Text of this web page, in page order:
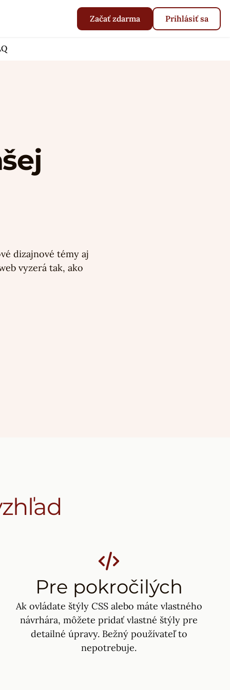
Začať zdarma Prihlásiť sa
dizajnové témy aj
vyzerá tak, ako
Pre pokročilých
Ak ovládate štýly CSS alebo máte vlastného
návrhára, môžete pridať vlastné štýly pre
detailné úpravy. Bežný používateľ to
nepotrebuje.